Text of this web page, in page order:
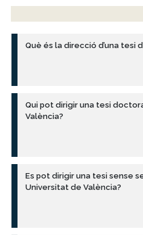
Què és la direcció d’una tesi
Qui pot dirigir una tesi
València?
Es pot dirigir una tesi sense
Universitat de València?